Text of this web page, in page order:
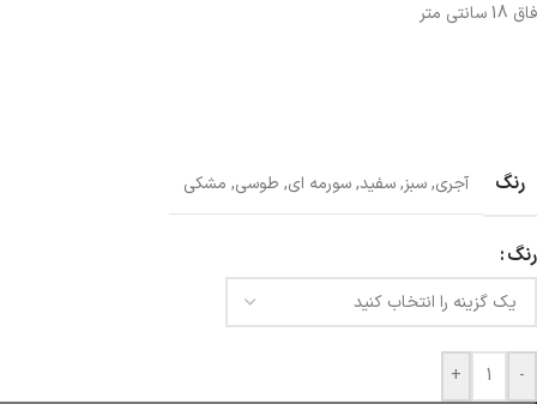
فاق 18 سانتی متر
رنگ آجری,سبز,سفید,سورمه ای, طوسی, مشکی
رنگ
-
+